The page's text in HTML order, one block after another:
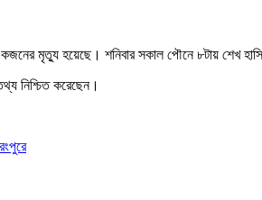
মৃত্যু হয়েছে। শনিবার সকাল পৌনে ৮টায় শেখ
নিশ্চিত করেছেন।